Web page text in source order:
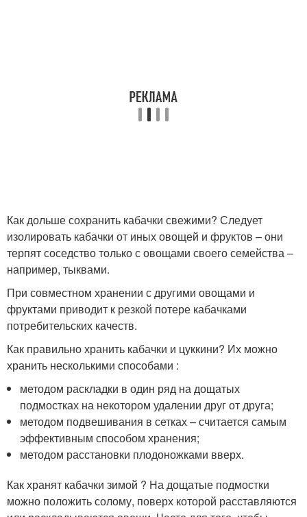
Как дольше сохранить кабачки свежими? Следует
изолировать кабачки от иных овощей и фруктов – они
терпят соседство только с овощами своего семейства –
например, тыквами.
При совместном хранении с другими овощами и
фруктами приводит к резкой потере кабачками
потребительских качеств.
Как правильно хранить кабачки и цуккини? Их можно
хранить несколькими способами :
методом раскладки в один ряд на дощатых
подмостках на некотором удалении друг от друга;
методом подвешивания в сетках – считается самым
эффективным способом хранения;
методом расстановки плодоножками вверх.
Как хранят кабачки зимой ? На дощатые подмостки
можно положить солому, поверх которой расставляются